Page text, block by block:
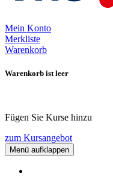
Mein Konto
Merkliste
Warenkorb
Warenkorb ist leer
Fügen Sie Kurse hinzu
zum Kursangebot
Menü aufklappen